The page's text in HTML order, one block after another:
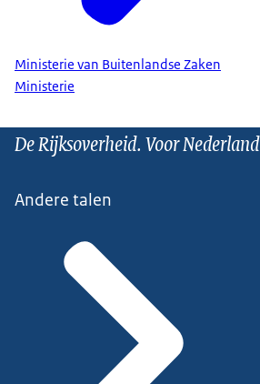
Ministerie van Buitenlandse Zaken
Ministerie
De Rijksoverheid. Voor Nederland
Andere talen